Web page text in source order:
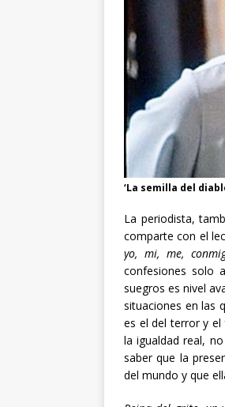
‘La semilla del
La periodista,
comparte con el
yo, mi, me,
confesiones solo
suegros es nivel
situaciones en las
es el del terror y
la igualdad real,
saber que la
del mundo y que